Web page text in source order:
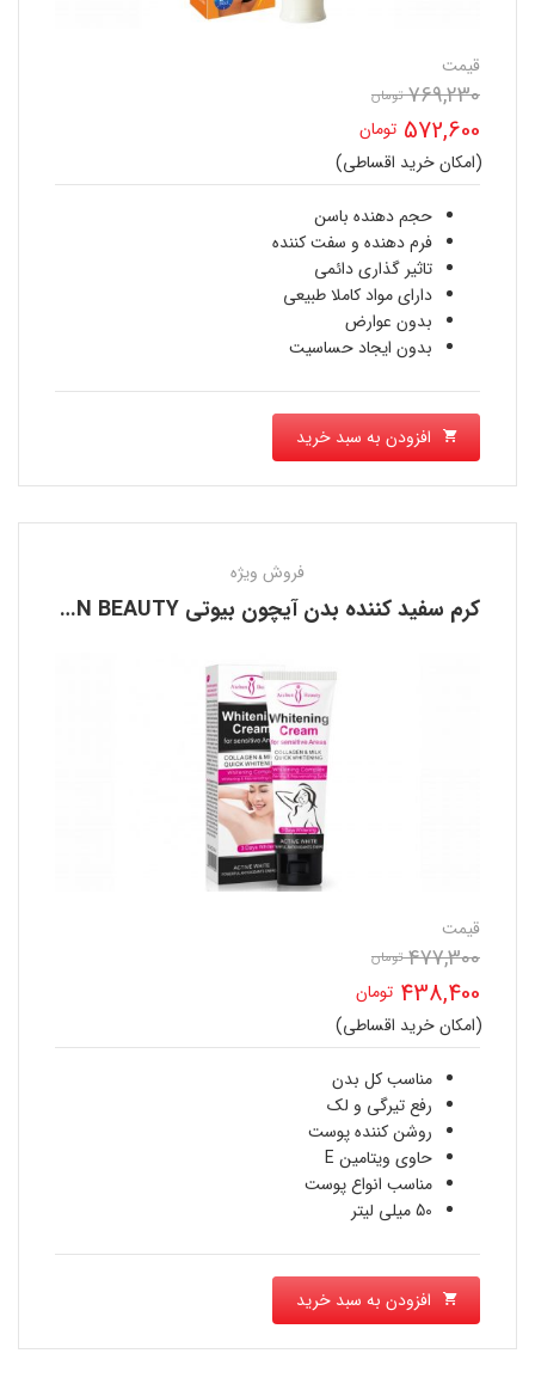
قیمت
769,230 تومان
اصلی
769,230 تومان
بود.
572,600 تومان
قیمت
فعلی
572,600 تومان
است.
(امکان خرید اقساطی)
حجم دهنده باسن
فرم دهنده و سفت کننده
تاثیر گذاری دائمی
دارای مواد کاملا طبیعی
بدون عوارض
بدون ایجاد حساسیت
افزودن به سبد خرید
فروش ویژه
کرم سفید کننده بدن آیچون بیوتی AICHUN BEAUTY
قیمت
477,300 تومان
اصلی
477,300 تومان
بود.
438,400 تومان
قیمت
فعلی
438,400 تومان
است.
(امکان خرید اقساطی)
مناسب کل بدن
رفع تیرگی و لک
روشن کننده پوست
حاوی ویتامین E
مناسب انواع پوست
50 میلی لیتر
افزودن به سبد خرید